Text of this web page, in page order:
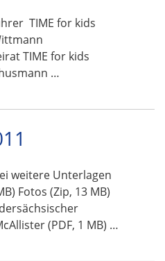
TIME for kids
TIME for kids
…
weitere Unterlagen
Fotos (Zip, 13 MB)
(PDF, 1 MB) …